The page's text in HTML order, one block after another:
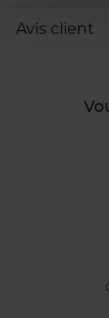
Avis client